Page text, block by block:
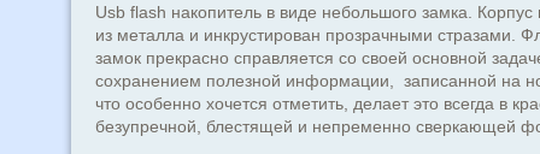
Usb flash накопитель в виде небольшого замка.
из металла и инкрустирован прозрачными стразами.
замок прекрасно справляется со своей основной
сохранением полезной информации, записанной на
что особенно хочется отметить, делает это всегда в
безупречной, блестящей и непременно сверкающей